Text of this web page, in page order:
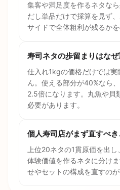
集客や満足度を作るネタな
だし単品だけで採算を見ず
サイドで全体粗利が残るかを
寿司ネタの歩留まりはな
仕入れ1kgの価格だけでは
ん。使える部分が40%なら
2.5倍になります。丸魚や貝
必要があります。
個人寿司店がまず直すべ
上位20ネタの1貫原価を出し
体験価値を作るネタに分け
せやセットの構成を直すのが